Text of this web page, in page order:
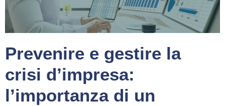
Prevenire e gestire la
crisi d’impresa:
l’importanza di un